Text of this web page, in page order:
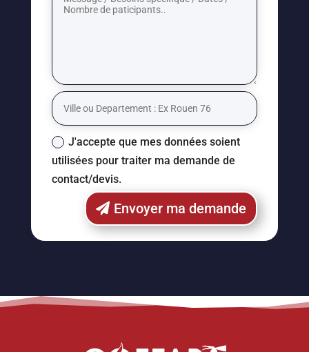
J'accepte que mes données soient
utilisées pour traiter ma demande de
contact/devis.
Envoyer ma demande